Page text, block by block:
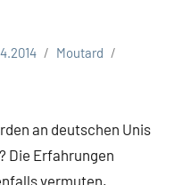
Moutard
an deutschen Unis
Die Erfahrungen
vermuten.